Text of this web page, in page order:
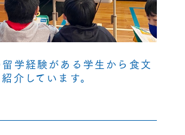
留学経験がある学生から食文
介しています。